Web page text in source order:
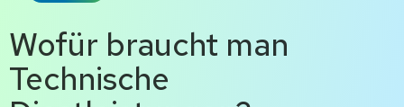
Wofür braucht man
Technische